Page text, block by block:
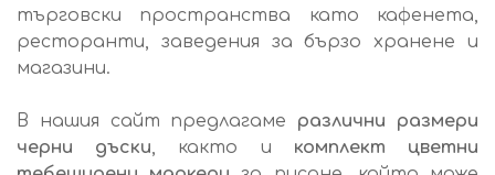
търговски пространства като кафенета,
ресторанти, заведения за бързо хранене и
магазини.
В нашия сайт предлагаме различни размери
черни дъски, както и комплект цветни